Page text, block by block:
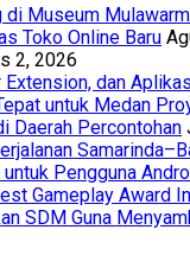
Museum
Toko Online Baru
2, 2026
dan
untuk Medan
Daerah Percontohan
Pengguna
Gameplay Award
SDM Guna